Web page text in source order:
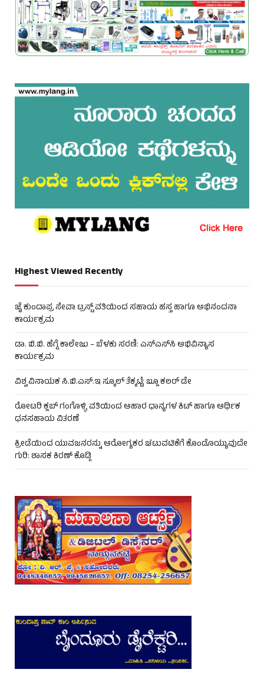
Highest Viewed Recently
ಜೈ ಕುಂದಾಪ್ರ ಸೇವಾ ಟ್ರಸ್ಟ್ ವತಿಯಿಂದ ಸಹಾಯ ಹಸ್ತ ಹಾಗೂ ಅಭಿನಂದನಾ
ಕಾರ್ಯಕ್ರಮ
ಡಾ. ಬಿ.ಬಿ. ಹೆಗ್ಡೆ ಕಾಲೇಜು – ಬೆಳಕು ಸರಣಿ: ಎಸ್‌ಎಸ್‌ಸಿ ಅಭಿವಿನ್ಯಾಸ
ಕಾರ್ಯಕ್ರಮ
ವಿಶ್ವ ವಿನಾಯಕ ಸಿ.ಬಿ.ಎಸ್.ಇ ಸ್ಕೂಲ್ ತೆಕ್ಕಟ್ಟೆ: ಬ್ಲೂ ಕಲರ್ ಡೇ
ರೋಟರಿ ಕ್ಲಬ್ ಗಂಗೊಳ್ಳಿ ವತಿಯಿಂದ ಆಹಾರ ಧಾನ್ಯಗಳ ಕಿಟ್ ಹಾಗೂ ಆರ್ಥಿಕ
ಧನಸಹಾಯ ವಿತರಣೆ
ಕ್ರೀಡೆಯಿಂದ ಯುವಜನರನ್ನು ಆರೋಗ್ಯಕರ ಚಟುವಟಿಕೆಗೆ ಕೊಂಡೊಯ್ಯುವುದೇ
ಗುರಿ: ಶಾಸಕ ಕಿರಣ್ ಕೊಡ್ಗಿ